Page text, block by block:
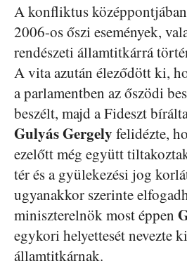
A konfliktus
2006-os őszi események,
rendészeti államtitkárrá
A vita azután éleződött ki,
a parlamentben az őszödi
beszélt, majd a Fideszt
Gulyás Gergely felidézte,
ezelőtt még együtt
tér és a gyülekezési jog
ugyanakkor szerinte
miniszterelnök most éppen
egykori helyettesét nevezte
államtitkárnak.